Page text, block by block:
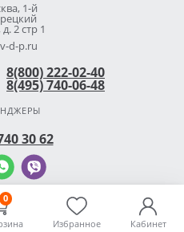
0
Избранное Кабинет
1-й
2 стр 1
d-p.ru
8(800) 222-02-40
8(495) 740-06-48
30 62